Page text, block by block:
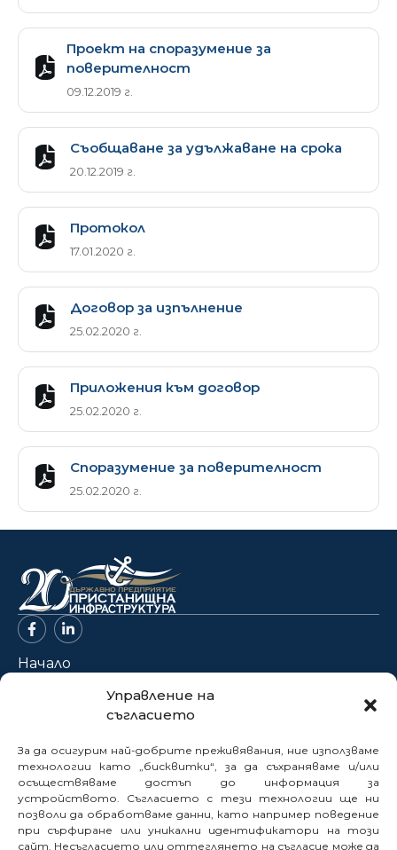
Управление на
съгласието
За да осигурим най-добрите преживявания, ние използваме
технологии като „бисквитки“, за да съхраняваме и/или
осъществяваме достъп до информация за
устройството. Съгласието с тези технологии ще ни
позволи да обработваме данни, като например поведение
при сърфиране или уникални идентификатори на този
сайт. Несъгласието или оттеглянето на съгласие може да
Проект на споразумение за
поверителност
09.12.2019 г.
Съобщаване за удължаване на срока
20.12.2019 г.
Протокол
17.01.2020 г.
Договор за изпълнение
25.02.2020 г.
Приложения към договор
25.02.2020 г.
Споразумение за поверителност
25.02.2020 г.
Начало
Новини
Нормативна база
Електронни услуги
Профил на купувача
Кариери